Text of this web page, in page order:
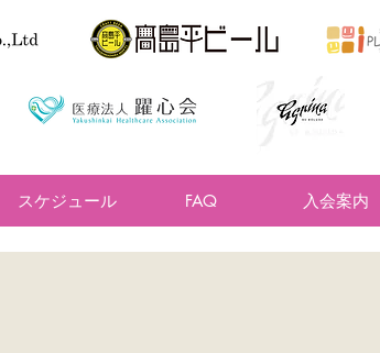
スケジュール FAQ 入会案内